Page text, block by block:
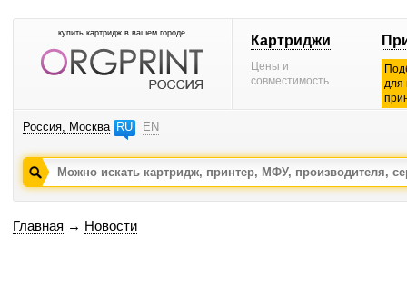
купить картридж в вашем городе Картриджи
Цены и
совместимость
для
Россия, Москва RU EN
Главная → Новости